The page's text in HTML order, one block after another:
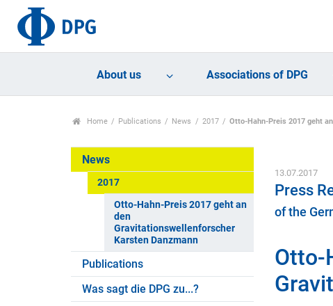
About us Associations of DPG
Home Publications News 2017 Otto-Hahn-Preis 2017 geht
News
2017
Otto-Hahn-Preis 2017 geht an
den
Gravitationswellenforscher
Karsten Danzmann
Publications
Was sagt die DPG zu...?
13.07.2017
Press
of the
Otto-